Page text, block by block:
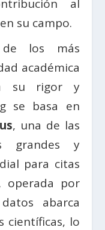
al
su campo.
los más
académica
su rigor y
se basa en
, una de las
grandes y
para citas
operada por
abarca
científicas, lo